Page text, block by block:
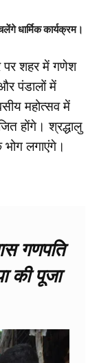
धार्मिक कार्यक्रम।
शहर में गणेश
पंडालों में
महोत्सव में
होंगे। श्रद्धालु
लगाएंगे।
गणपति
की पूजा